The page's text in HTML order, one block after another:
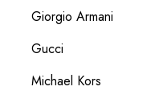
Giorgio Armani
Gucci
Michael Kors